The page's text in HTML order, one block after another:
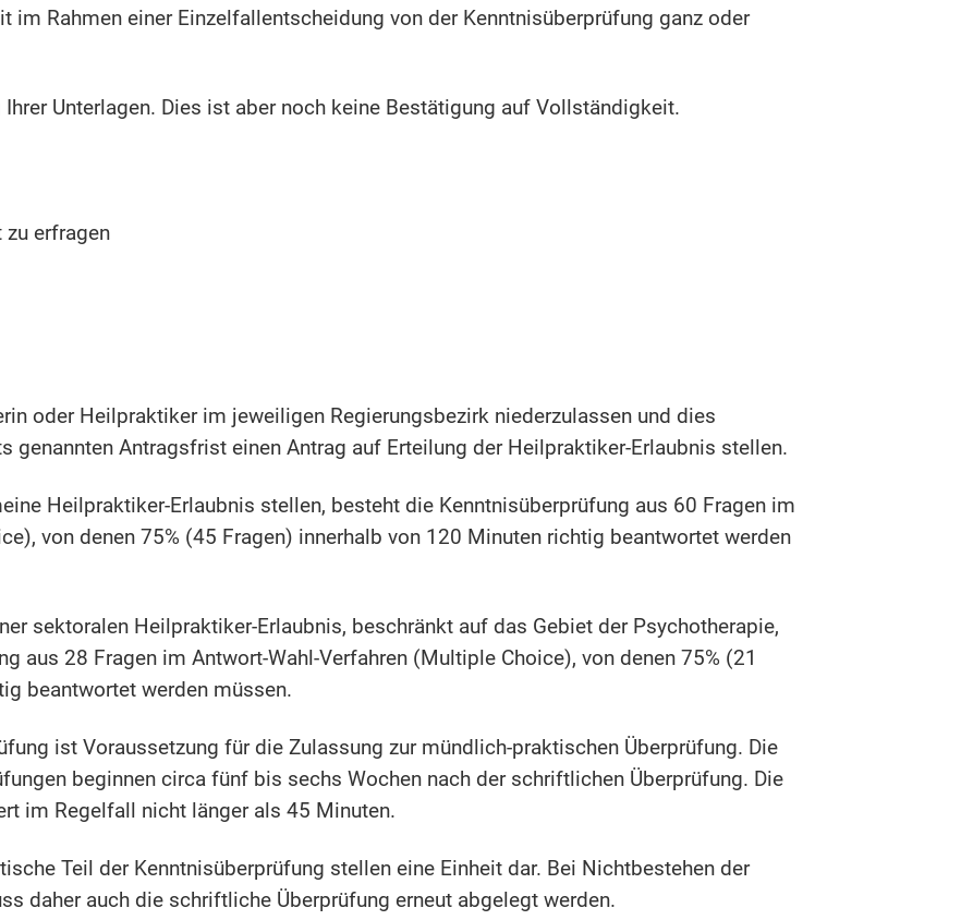
Rahmen einer Einzelfallentscheidung von der Kenntnisüberprüfung ganz oder
Unterlagen. Dies ist aber noch keine Bestätigung auf Vollständigkeit.
erfragen
oder Heilpraktiker im jeweiligen Regierungsbezirk niederzulassen und dies
genannten Antragsfrist einen Antrag auf Erteilung der Heilpraktiker-Erlaubnis stellen.
Heilpraktiker-Erlaubnis stellen, besteht die Kenntnisüberprüfung aus 60 Fragen im
von denen 75% (45 Fragen) innerhalb von 120 Minuten richtig beantwortet werden
sektoralen Heilpraktiker-Erlaubnis, beschränkt auf das Gebiet der Psychotherapie,
aus 28 Fragen im Antwort-Wahl-Verfahren (Multiple Choice), von denen 75% (21
beantwortet werden müssen.
ist Voraussetzung für die Zulassung zur mündlich-praktischen Überprüfung. Die
beginnen circa fünf bis sechs Wochen nach der schriftlichen Überprüfung. Die
im Regelfall nicht länger als 45 Minuten.
Teil der Kenntnisüberprüfung stellen eine Einheit dar. Bei Nichtbestehen der
daher auch die schriftliche Überprüfung erneut abgelegt werden.